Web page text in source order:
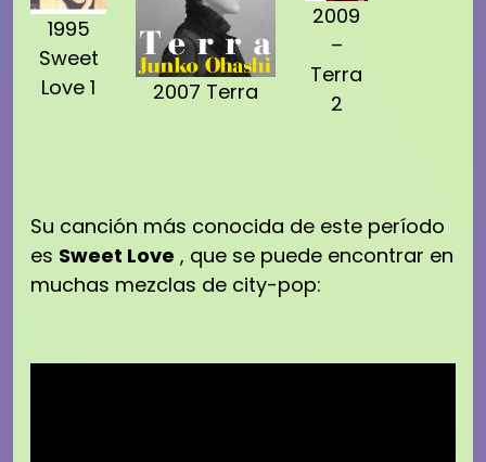
1995
Sweet
Love 1
2007 Terra
2009
–
Terra
2
Su canción más conocida de este período
es Sweet Love , que se puede encontrar en
muchas mezclas de city-pop: